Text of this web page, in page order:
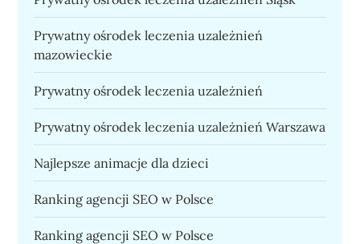
Prywatny ośrodek leczenia uzależnień
mazowieckie
Prywatny ośrodek leczenia uzależnień
Prywatny ośrodek leczenia uzależnień Warszawa
Najlepsze animacje dla dzieci
Ranking agencji SEO w Polsce
Ranking agencji SEO w Polsce